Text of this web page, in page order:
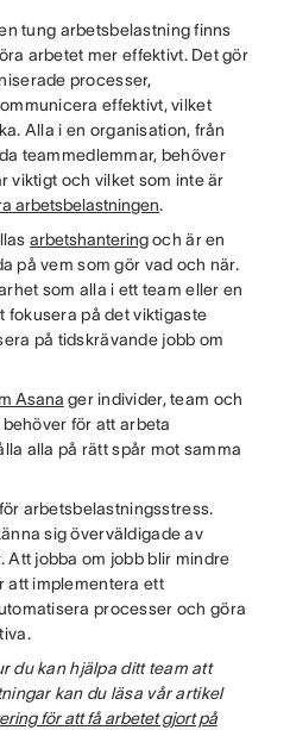
tung arbetsbelastning finns
arbetet mer effektivt. Det gör
processer,
effektivt, vilket
Alla i en organisation, från
teammedlemmar, behöver
viktigt och vilket som inte är
arbetsbelastningen.
arbetshanteringoch är en
på vem som gör vad och när.
som alla i ett team eller en
fokusera på det viktigaste
på tidskrävande jobb om
Asana ger individer, team och
för att arbeta
alla på rätt spår mot samma
arbetsbelastningsstress.
sig överväldigade av
Att jobba om jobb blir mindre
att implementera ett
processer och göra
du kan hjälpa ditt team att
kan du läsa vår artikel
för att få arbetet gjort på